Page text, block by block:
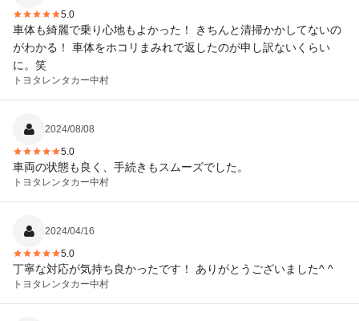
5.0
車体も綺麗で乗り心地もよかった！ きちんと清掃かかしてないの
がわかる！ 車体をホコリまみれで返したのが申し訳ないくらい
に。笑
トヨタレンタカー中村
2024/08/08
5.0
車両の状態も良く、手続きもスムーズでした。
トヨタレンタカー中村
2024/04/16
5.0
丁寧な対応が気持ち良かったです！ ありがとうございました^ ^
トヨタレンタカー中村